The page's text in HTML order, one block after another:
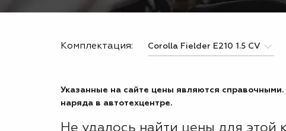
Комплектация:
Указанные на сайте цены являются
наряда в автотехцентре.
Не удалось найти цены для этой